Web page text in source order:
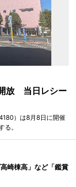
放 当日レシー
）は8月8日に開催
。
崎棟高」など「鑑賞